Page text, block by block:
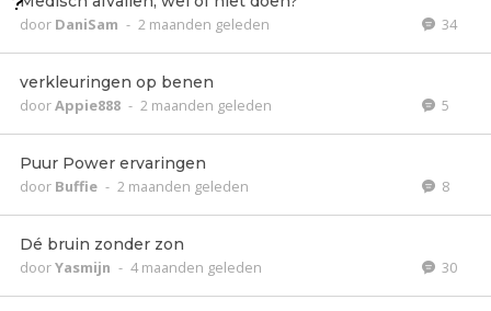
door DaniSam - 2 maanden geleden 34
verkleuringen op benen
doorAppie888 - 2 maanden geleden 5
Puur Power ervaringen
door Buffie - 2 maanden geleden 8
Dé bruin zonder zon
doorYasmijn - 4 maanden geleden 30